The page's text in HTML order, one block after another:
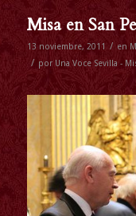
Misa en San
13 noviembre, 2011 / en
/ por Una Voce Sevilla -